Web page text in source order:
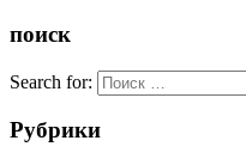
поиск
Search for:
Рубрики